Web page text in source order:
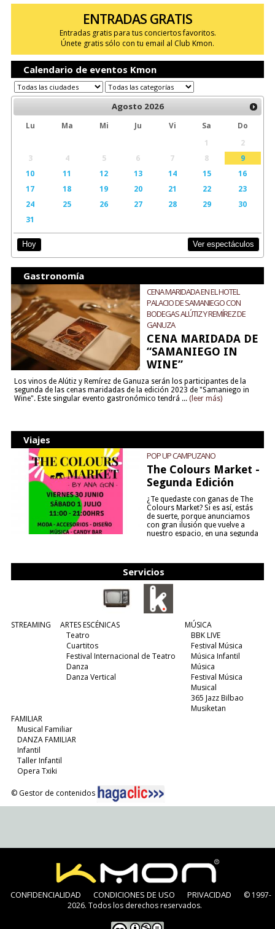
ENTRADAS GRATIS
Entradas gratis para tus conciertos favoritos.
Únete gratis sólo con tu email al Club Kmon.
Calendario de eventos Kmon
Agosto 2026
Lu Ma Mi Ju Vi Sa
Do
1
2
3
4 5 6 7 8
9
10
11 12 13 14 15
16
17
18 19 20 21 22
23
24
25 26 27 28 29
30
31
Hoy Ver espectáculos
Gastronomía
CENA MARIDADA EN EL HOTEL
PALACIO DE SAMANIEGO CON
BODEGAS ALÚTIZ Y REMÍREZ DE
GANUZA
CENA MARIDADA DE
“SAMANIEGO IN
WINE”
Los vinos de Alútiz y Remírez de Ganuza serán los participantes de la
segunda de las cenas maridadas de la edición 2023 de "Samaniego in
Wine". Este singular evento gastronómico tendrá ... (leer más)
Viajes
POP UP CAMPUZANO
The Colours Market -
Segunda Edición
¿Te quedaste con ganas de The
Colours Market? Si es así, estás
de suerte, porque anunciamos
con gran ilusión que vuelve a
nuestro espacio, en una segunda
Servicios
STREAMING
ARTES ESCÉNICAS
Teatro
Cuartitos
Festival Internacional de Teatro
Danza
Danza Vertical
MÚSICA
BBK LIVE
Festival Música
Música Infantil
Música
Festival Música
Musical
365 Jazz Bilbao
Musiketan
FAMILIAR
Musical Familiar
DANZA FAMILIAR
Infantil
Taller Infantil
Opera Txiki
© Gestor de contenidos
CONFIDENCIALIDAD CONDICIONES DE USO PRIVACIDAD
© 1997-
2026. Todos los derechos reservados.